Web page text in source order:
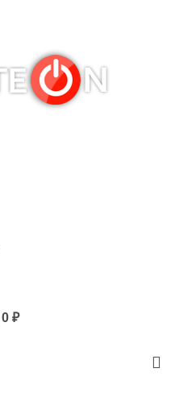
0 ₽